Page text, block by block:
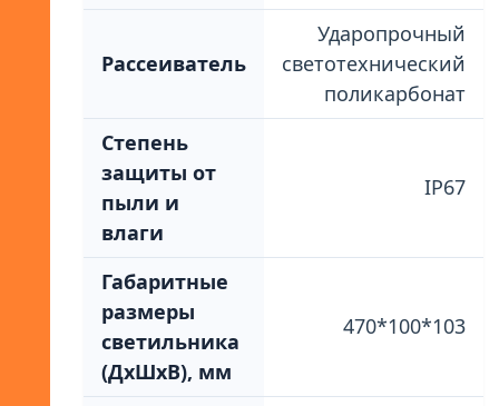
Рассеиватель
Ударопрочный
светотехнический
поликарбонат
Степень
защиты от
пыли и
влаги
IP67
Габаритные
размеры
светильника
(ДхШхВ), мм
470*100*103